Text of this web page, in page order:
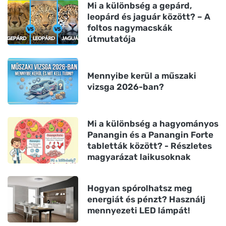
Mi a különbség a gepárd,
leopárd és jaguár között? – A
foltos nagymacskák
útmutatója
Mennyibe kerül a műszaki
vizsga 2026-ban?
Mi a különbség a hagyományos
Panangin és a Panangin Forte
tabletták között? - Részletes
magyarázat laikusoknak
Hogyan spórolhatsz meg
energiát és pénzt? Használj
mennyezeti LED lámpát!